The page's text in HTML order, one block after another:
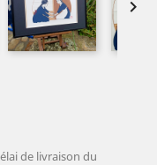

de livraison du